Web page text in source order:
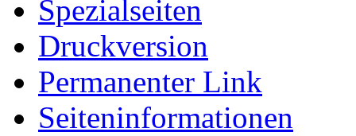
Spezialseiten
Druckversion
Permanenter Link
Seiten­­informationen